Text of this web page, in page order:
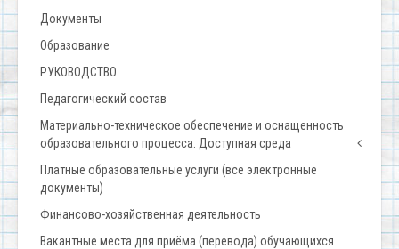
Документы
Образование
РУКОВОДСТВО
Педагогический состав
Материально-техническое обеспечение и оснащенность
образовательного процесса. Доступная среда
Платные образовательные услуги (все электронные
документы)
Финансово-хозяйственная деятельность
Вакантные места для приёма (перевода) обучающихся